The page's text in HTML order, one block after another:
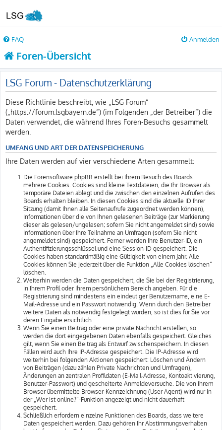
FAQ Anmelden
Foren-Übersicht
LSG Forum - Datenschutzerklärung
Diese Richtlinie beschreibt, wie „LSG Forum“
(„https://forum.lsgbayern.de“) (im Folgenden „der Betreiber“) die
Daten verwendet, die während Ihres Foren-Besuchs gesammelt
werden.
UMFANG UND ART DER DATENSPEICHERUNG
Ihre Daten werden auf vier verschiedene Arten gesammelt:
Die Forensoftware phpBB erstellt bei Ihrem Besuch des Boards
mehrere Cookies. Cookies sind kleine Textdateien, die Ihr Browser als
temporäre Dateien ablegt und die zwischen den einzelnen Aufrufen des
Boards erhalten bleiben. In diesen Cookies sind die aktuelle ID Ihrer
Sitzung (damit Ihnen alle Seitenaufrufe zugeordnet werden können),
Informationen über die von Ihnen gelesenen Beiträge (zur Markierung
dieser als gelesen/ungelesen; sofern Sie nicht angemeldet sind) sowie
Informationen über Ihre Teilnahme an Umfragen (sofern Sie nicht
angemeldet sind) gespeichert. Ferner werden Ihre Benutzer-ID, ein
Authentifizierungsschlüssel und eine Session-ID gespeichert. Die
Cookies haben standardmäßig eine Gültigkeit von einem Jahr. Alle
Cookies können Sie jederzeit über die Funktion „Alle Cookies löschen“
löschen.
Weiterhin werden die Daten gespeichert, die Sie bei der Registrierung,
in Ihrem Profil oder Ihrem persönlichem Bereich angeben. Für die
Registrierung sind mindestens ein eindeutiger Benutzername, eine E-
Mail-Adresse und ein Passwort notwendig. Wenn durch den Betreiber
weitere Daten als notwendig festgelegt wurden, so ist dies für Sie vor
deren Eingabe ersichtlich.
Wenn Sie einen Beitrag oder eine private Nachricht erstellen, so
werden die dort eingegebenen Daten ebenfalls gespeichert. Gleiches
gilt, wenn Sie einen Beitrag als Entwurf zwischenspeichern. In diesen
Fällen wird auch Ihre IP-Adresse gespeichert. Die IP-Adresse wird
weiterhin bei folgenden Aktionen gespeichert: Löschen und Ändern
von Beiträgen (dazu zählen Private Nachrichten und Umfragen),
Änderungen an zentralen Profildaten (E-Mail-Adresse, Kontoaktivierung,
Benutzer-Passwort) und gescheiterte Anmeldeversuche. Die von Ihrem
Browser übermittelte Browser-Kennzeichnung (User Agent) wird nur in
der „Wer ist online?“-Funktion angezeigt und nicht dauerhaft
gespeichert.
Schließlich erfordern einzelne Funktionen des Boards, dass weitere
Daten gespeichert werden. Dazu gehören Ihr Abstimmungsverhalten